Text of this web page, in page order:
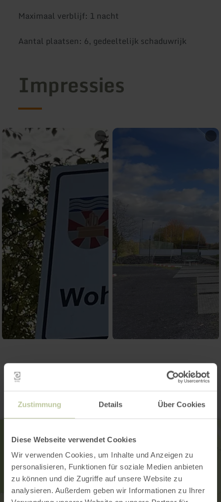
Zustimmung Details Über Cookies
Diese Webseite verwendet Cookies
Wir verwenden Cookies, um Inhalte und Anzeigen zu
personalisieren, Funktionen für soziale Medien anbieten
zu können und die Zugriffe auf unsere Website zu
analysieren. Außerdem geben wir Informationen zu Ihrer
Maximaal verblijf: 1 nacht
Aantal plaatsen: 6, gedeeltelijk schaduwrijk
Impressies
Contact